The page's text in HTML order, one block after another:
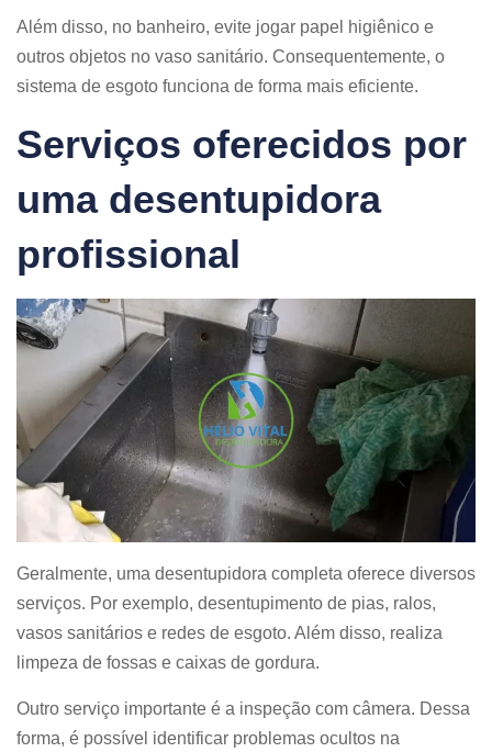
Além disso, no banheiro, evite jogar papel higiênico e
outros objetos no vaso sanitário. Consequentemente, o
sistema de esgoto funciona de forma mais eficiente.
Serviços oferecidos por
uma desentupidora
profissional
Geralmente, uma desentupidora completa oferece diversos
serviços. Por exemplo, desentupimento de pias, ralos,
vasos sanitários e redes de esgoto. Além disso, realiza
limpeza de fossas e caixas de gordura.
Outro serviço importante é a inspeção com câmera. Dessa
forma, é possível identificar problemas ocultos na